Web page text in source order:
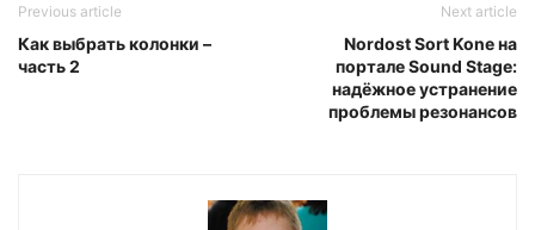
Previous article
Как выбрать колонки –
часть 2
Next article
Nordost Sort Kone на
портале Sound Stage:
надёжное устранение
проблемы резонансов